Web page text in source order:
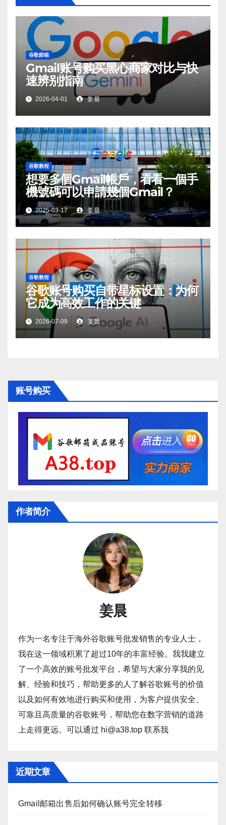
谷歌邮箱
Gmail账号购买黑心商家对比与快
速辨别指南
2026-04-01 姜晨
谷歌教程
想要多個Gmail帳戶，看看一個手
機號碼可以申請幾個Gmail？
2025-03-17 姜晨
谷歌教程
谷歌账号购买自带星标设置：为何
它成为高效工作的关键
2026-07-09 姜晨
账号购买
作者简介
姜晨
作为一名专注于海外谷歌账号批发销售的专业人士，
我在这一领域积累了超过10年的丰富经验。我我建立
了一个高效的账号批发平台，希望与大家分享我的见
解、经验和技巧，帮助更多的人了解谷歌账号的价值
以及如何有效地进行购买和使用，为客户提供安全、
可靠且高质量的谷歌账号，帮助您在数字营销的道路
上走得更远。可以通过 hi@a38.top 联系我
近期文章
Gmail邮箱出售后如何确认账号完全转移